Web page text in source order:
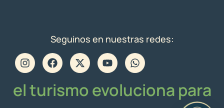
Seguinos en nuestras redes:
el turismo evoluciona para